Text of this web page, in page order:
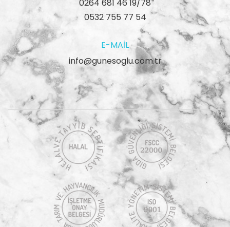
0264 681 46 19/78
0532 755 77 54
E-MAIL
info@gunesoglu.com.tr